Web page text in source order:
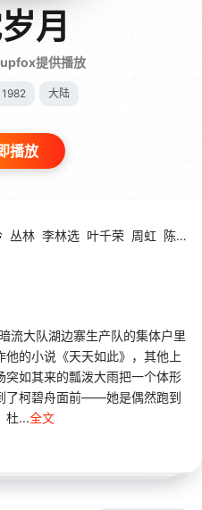
月
提供播放
1982 大陆
播放
丛林 李林选 叶千荣 周虹 陈玛娅
大队湖边寨生产队的集体户里
他的小说《天天如此》，其他上
突如其来的瓢泼大雨把一个体形
了柯碧舟面前——她是偶然跑到
杜...全文